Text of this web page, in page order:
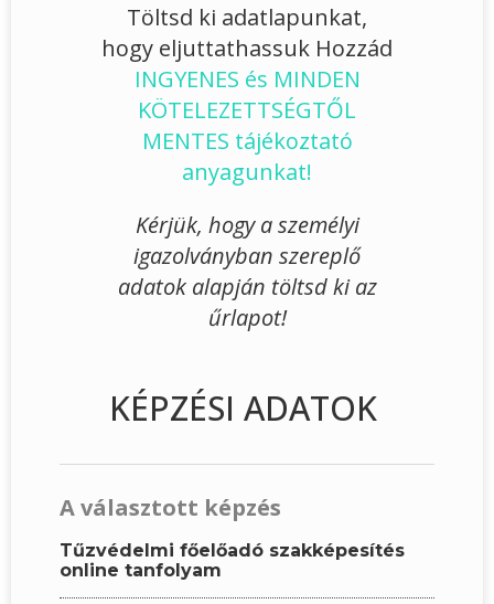
Töltsd ki adatlapunkat,
hogy eljuttathassuk Hozzád
INGYENES és MINDEN
KÖTELEZETTSÉGTŐL
MENTES tájékoztató
anyagunkat!
Kérjük, hogy a személyi
igazolványban szereplő
adatok alapján töltsd ki az
űrlapot!
KÉPZÉSI ADATOK
A választott képzés
Tűzvédelmi főelőadó szakképesítés
online tanfolyam